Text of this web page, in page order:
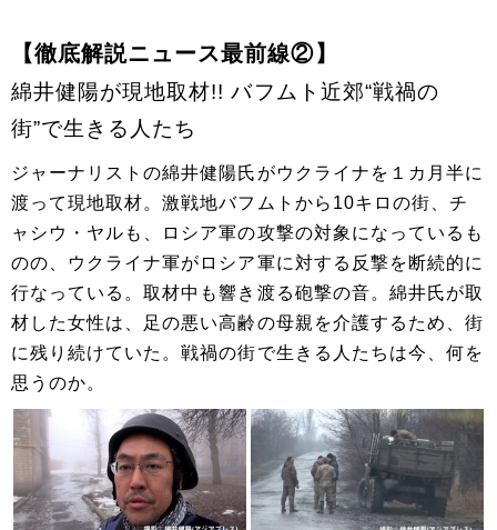
【徹底解説ニュース最前線②】
綿井健陽が現地取材!! バフムト近郊“戦禍の
街”で生きる人たち
ジャーナリストの綿井健陽氏がウクライナを１カ月半に
渡って現地取材。激戦地バフムトから10キロの街、チ
ャシウ・ヤルも、ロシア軍の攻撃の対象になっているも
のの、ウクライナ軍がロシア軍に対する反撃を断続的に
行なっている。取材中も響き渡る砲撃の音。綿井氏が取
材した女性は、足の悪い高齢の母親を介護するため、街
に残り続けていた。戦禍の街で生きる人たちは今、何を
思うのか。